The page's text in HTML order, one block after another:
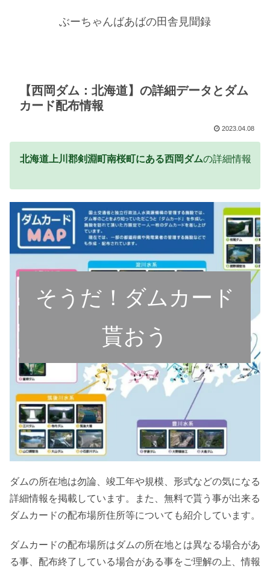
ぶーちゃんばあばの田舎見聞録
【西岡ダム：北海道】の詳細データとダム
カード配布情報
2023.04.08
北海道上川郡剣淵町南桜町にある西岡ダムの詳細情報
そうだ！ダムカード
貰おう
ダムの所在地は勿論、竣工年や規模、形式などの気になる
詳細情報を掲載しています。また、無料で貰う事が出来る
ダムカードの配布場所住所等についても紹介しています。
ダムカードの配布場所はダムの所在地とは異なる場合があ
る事、配布終了している場合がある事をご理解の上、情報